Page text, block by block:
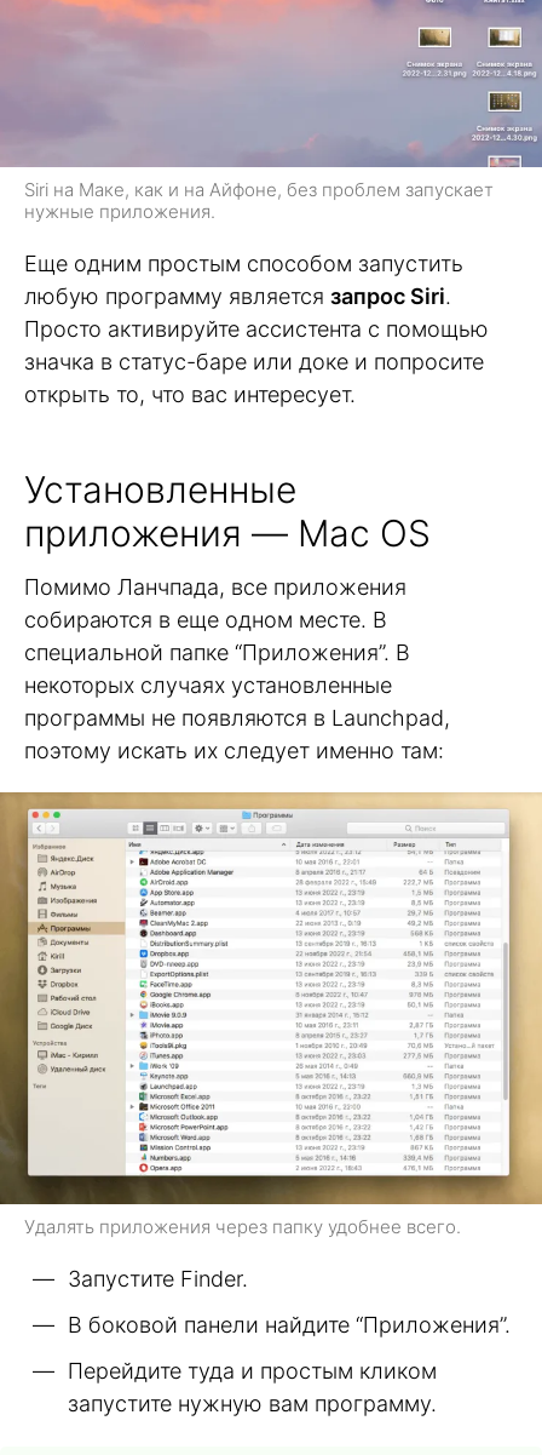
Siri на Маке, как и на Айфоне, без проблем запускает
нужные приложения.
Еще одним простым способом запустить
любую программу является запрос Siri.
Просто активируйте ассистента с помощью
значка в статус-баре или доке и попросите
открыть то, что вас интересует.
Установленные
приложения — Mac OS
Помимо Ланчпада, все приложения
собираются в еще одном месте. В
специальной папке “Приложения”. В
некоторых случаях установленные
программы не появляются в Launchpad,
поэтому искать их следует именно там:
Удалять приложения через папку удобнее всего.
Запустите Finder.
В боковой панели найдите “Приложения”.
Перейдите туда и простым кликом
запустите нужную вам программу.